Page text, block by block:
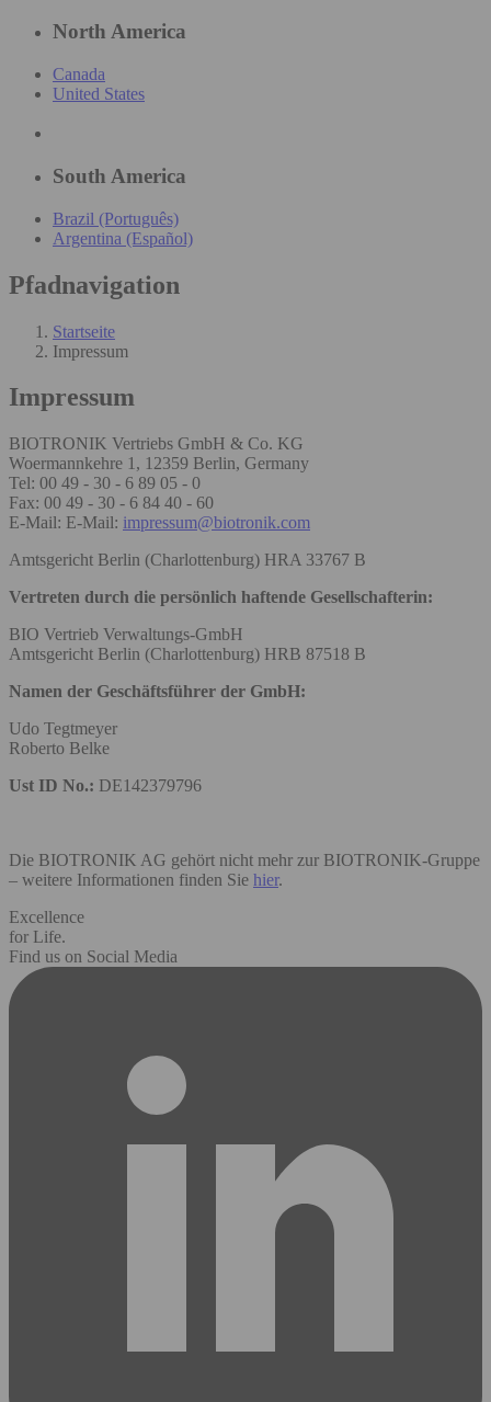
North America
Canada
United States
South America
Brazil (Português)
Argentina (Español)
Pfadnavigation
Startseite
Impressum
Impressum
BIOTRONIK Vertriebs GmbH & Co. KG
Woermannkehre 1, 12359 Berlin, Germany
Tel: 00 49 - 30 - 6 89 05 - 0
Fax: 00 49 - 30 - 6 84 40 - 60
E-Mail: E-Mail: impressum@biotronik.com
Amtsgericht Berlin (Charlottenburg) HRA 33767 B
Vertreten durch die persönlich haftende Gesellschafterin:
BIO Vertrieb Verwaltungs-GmbH
Amtsgericht Berlin (Charlottenburg) HRB 87518 B
Namen der Geschäftsführer der GmbH:
Udo Tegtmeyer
Roberto Belke
Ust ID No.: DE142379796
Die BIOTRONIK AG gehört nicht mehr zur BIOTRONIK-Gruppe
– weitere Informationen finden Sie hier.
Excellence
for Life.
Find us on Social Media